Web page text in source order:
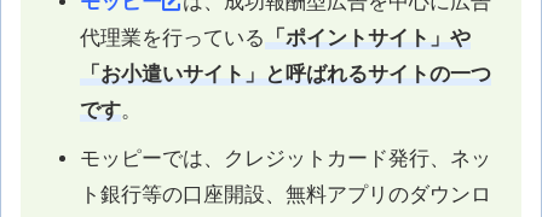
代理業を行っている 「ポイントサイト」や
「お小遣いサイト」と呼ばれるサイトの一つ
です。
モッピーでは、クレジットカード発行、ネッ
ト銀行等の口座開設、無料アプリのダウンロ